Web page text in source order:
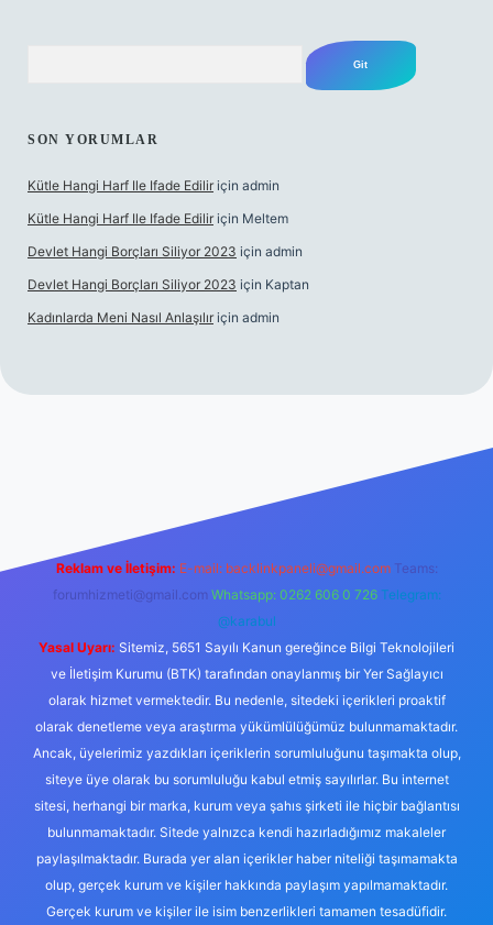
SON YORUMLAR
Kütle Hangi Harf Ile Ifade Edilir için admin
Kütle Hangi Harf Ile Ifade Edilir için Meltem
Devlet Hangi Borçları Siliyor 2023 için admin
Devlet Hangi Borçları Siliyor 2023 için Kaptan
Kadınlarda Meni Nasıl Anlaşılır için admin
Betexper giriş adresi
Reklam ve İletişim: E-mail: backlinkpaneli@gmail.com Teams:
forumhizmeti@gmail.com Whatsapp: 0262 606 0 726 Telegram:
@karabul
Yasal Uyarı: Sitemiz, 5651 Sayılı Kanun gereğince Bilgi Teknolojileri
ve İletişim Kurumu (BTK) tarafından onaylanmış bir Yer Sağlayıcı
olarak hizmet vermektedir. Bu nedenle, sitedeki içerikleri proaktif
olarak denetleme veya araştırma yükümlülüğümüz bulunmamaktadır.
Ancak, üyelerimiz yazdıkları içeriklerin sorumluluğunu taşımakta olup,
siteye üye olarak bu sorumluluğu kabul etmiş sayılırlar. Bu internet
sitesi, herhangi bir marka, kurum veya şahıs şirketi ile hiçbir bağlantısı
bulunmamaktadır. Sitede yalnızca kendi hazırladığımız makaleler
paylaşılmaktadır. Burada yer alan içerikler haber niteliği taşımamakta
olup, gerçek kurum ve kişiler hakkında paylaşım yapılmamaktadır.
Gerçek kurum ve kişiler ile isim benzerlikleri tamamen tesadüfidir.